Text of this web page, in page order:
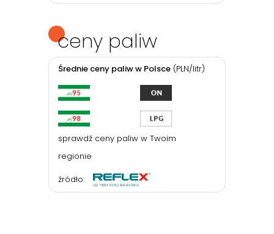
ceny paliw
Średnie ceny paliw w Polsce (PLN/litr)
sprawdź ceny paliw w Twoim
regionie
źródło: